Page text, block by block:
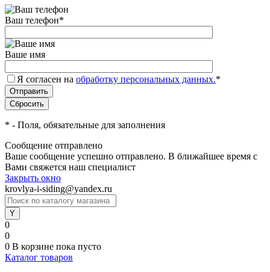
Ваш телефон*
Ваше имя
Я согласен на обработку персональных данных.*
* - Поля, обязательные для заполнения
Сообщение отправлено
Ваше сообщение успешно отправлено. В ближайшее время с
Вами свяжется наш специалист
Закрыть окно
krovlya-i-siding@yandex.ru
0
0
0 В корзине пока пусто
Каталог товаров